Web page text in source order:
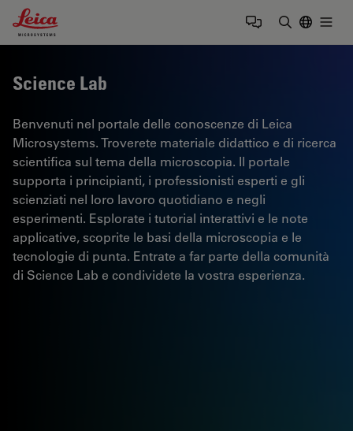
Leica Microsystems Logo
Science Lab
Benvenuti nel portale delle conoscenze di Leica
Microsystems. Troverete materiale didattico e di ricerca
scientifica sul tema della microscopia. Il portale
supporta i principianti, i professionisti esperti e gli
scienziati nel loro lavoro quotidiano e negli
esperimenti. Esplorate i tutorial interattivi e le note
applicative, scoprite le basi della microscopia e le
tecnologie di punta. Entrate a far parte della comunità
di Science Lab e condividete la vostra esperienza.